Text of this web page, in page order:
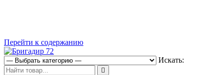
Перейти к содержанию
Магазин строительных материалов
Искать: